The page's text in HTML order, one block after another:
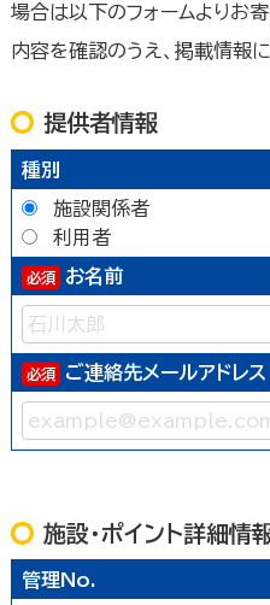
場合は以下のフォームよりお寄
内容を確認のうえ、掲載情報
提供者情報
種別
施設関係者
利用者
お名前
ご連絡先メールアドレス
施設・ポイント詳細情
管理No.